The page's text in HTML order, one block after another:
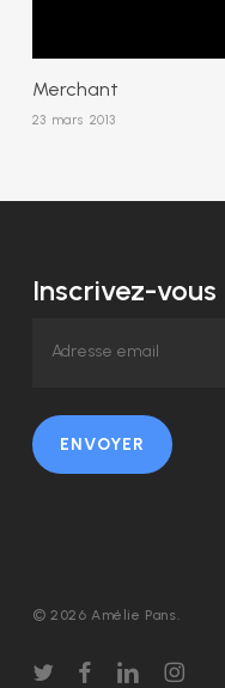
Merchant
23 mars 2013
Inscrivez-
ENVOYER
© 2026 Amélie Pans.
twitterfacebooklinkedin